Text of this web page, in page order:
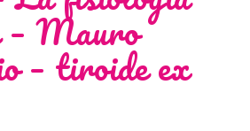
– Mauro
– tiroide ex